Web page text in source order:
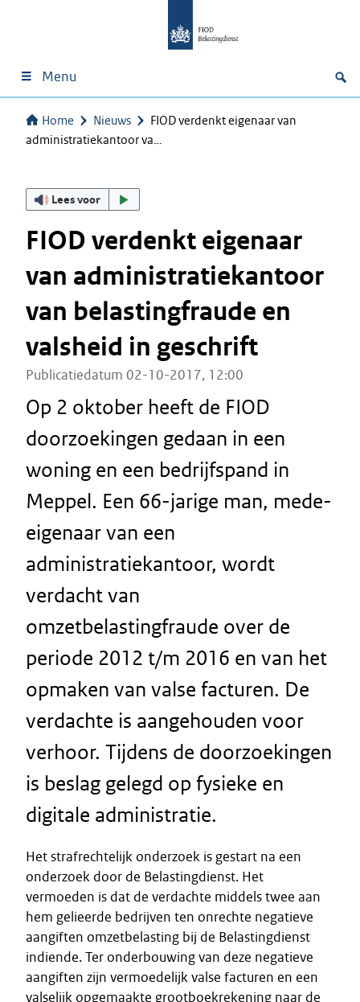
Menu
Home Nieuws
FIOD verdenkt eigenaar van
administratiekantoor va…
Lees voor
FIOD verdenkt eigenaar
van administratiekantoor
van belastingfraude en
valsheid in geschrift
Publicatiedatum 02-10-2017, 12:00
Op 2 oktober heeft de FIOD
doorzoekingen gedaan in een
woning en een bedrijfspand in
Meppel. Een 66-jarige man, mede-
eigenaar van een
administratiekantoor, wordt
verdacht van
omzetbelastingfraude over de
periode 2012 t/m 2016 en van het
opmaken van valse facturen. De
verdachte is aangehouden voor
verhoor. Tijdens de doorzoekingen
is beslag gelegd op fysieke en
digitale administratie.
Het strafrechtelijk onderzoek is gestart na een
onderzoek door de Belastingdienst. Het
vermoeden is dat de verdachte middels twee aan
hem gelieerde bedrijven ten onrechte negatieve
aangiften omzetbelasting bij de Belastingdienst
indiende. Ter onderbouwing van deze negatieve
aangiften zijn vermoedelijk valse facturen en een
valselijk opgemaakte grootboekrekening naar de